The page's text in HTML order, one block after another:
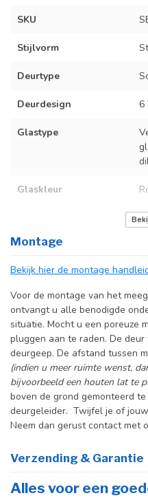
SKU
Stijlvorm
Deurtype
Deurdesign 6
Glastype
Glaskleur
Incl. deurgreep
Incl. systeem
Montage
Bekijk hier de montage
Voor de montage van het
ontvangt u alle benodigde
situatie. Mocht u een poreuze
pluggen aan te raden. De
deurgeep. De afstand tussen
(indien u meer ruimte wenst,
bijvoorbeeld een houten lat te
boven de grond gemonteerd
deurgeleider. Twijfel je of
Neem dan gerust contact met
Verzending & Garantie
Alles voor een